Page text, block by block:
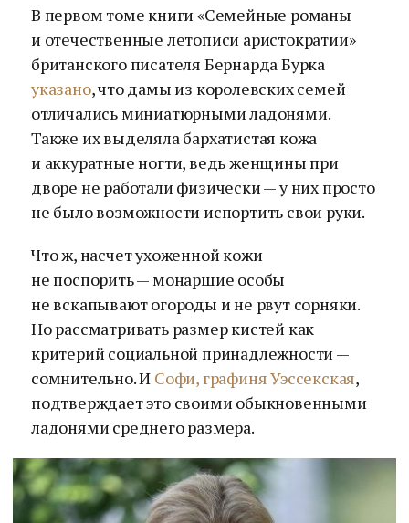
В первом томе книги «Семейные романы
и отечественные летописи аристократии»
британского писателя Бернарда Бурка
указано, что дамы из королевских семей
отличались миниатюрными ладонями.
Также их выделяла бархатистая кожа
и аккуратные ногти, ведь женщины при
дворе не работали физически — у них просто
не было возможности испортить свои руки.
Что ж, насчет ухоженной кожи
не поспорить — монаршие особы
не вскапывают огороды и не рвут сорняки.
Но рассматривать размер кистей как
критерий социальной принадлежности —
сомнительно. И Софи, графиня Уэссекская,
подтверждает это своими обыкновенными
ладонями среднего размера.